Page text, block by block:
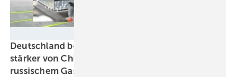
Deutschland bei Energieinfrastruktur bald
stärker von China abhängig als 2021 von
russischemGas?